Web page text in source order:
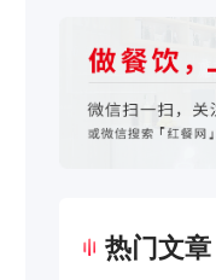
热门文章